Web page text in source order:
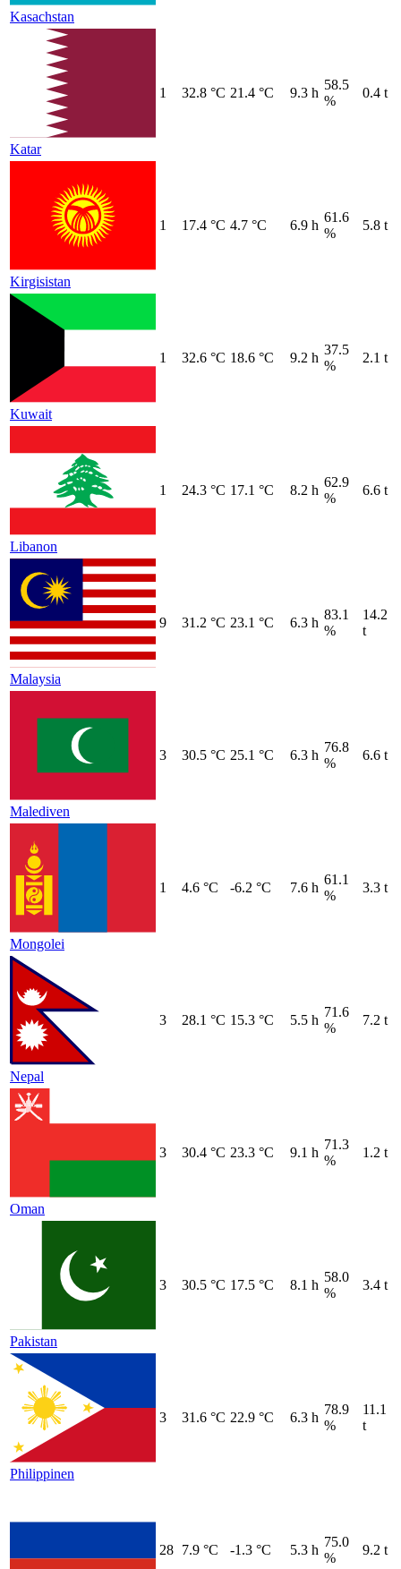
Kasachstan
Katar
1 32.8 °C 21.4 °C 9.3 h
58.5
%
0.4 t
Kirgisistan
1 17.4 °C 4.7 °C 6.9 h
61.6
%
5.8 t
Kuwait
1 32.6 °C 18.6 °C 9.2 h
37.5
%
2.1 t
Libanon
1 24.3 °C 17.1 °C 8.2 h
62.9
%
6.6 t
Malaysia
9 31.2 °C 23.1 °C 6.3 h
83.1
%
14.2
t
Malediven
3 30.5 °C 25.1 °C 6.3 h
76.8
%
6.6 t
Mongolei
1 4.6 °C -6.2 °C 7.6 h
61.1
%
3.3 t
Nepal
3 28.1 °C 15.3 °C 5.5 h
71.6
%
7.2 t
Oman
3 30.4 °C 23.3 °C 9.1 h
71.3
%
1.2 t
Pakistan
3 30.5 °C 17.5 °C 8.1 h
58.0
%
3.4 t
Philippinen
3 31.6 °C 22.9 °C 6.3 h
78.9
%
11.1
t
28 7.9 °C -1.3 °C 5.3 h
75.0
%
9.2 t